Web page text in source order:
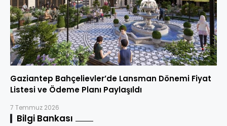
Gaziantep Bahçelievler’de Lansman Dönemi Fiyat
Listesi ve Ödeme Planı Paylaşıldı
7 Temmuz 2026
Bilgi Bankası